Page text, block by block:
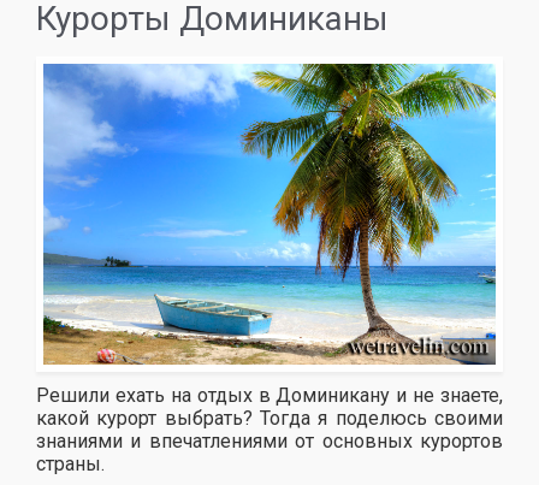
Курорты Доминиканы
Решили ехать на отдых в Доминикану и не знаете,
какой курорт выбрать? Тогда я поделюсь своими
знаниями и впечатлениями от основных курортов
страны.